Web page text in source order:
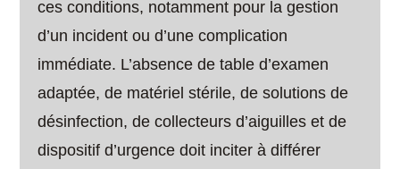
ces conditions, notamment pour la gestion
d’un incident ou d’une complication
immédiate. L’absence de table d’examen
adaptée, de matériel stérile, de solutions de
désinfection, de collecteurs d’aiguilles et de
dispositif d’urgence doit inciter à différer